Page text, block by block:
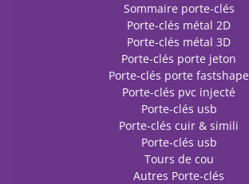
Sommaire porte-clés
Porte-clés métal 2D
Porte-clés métal 3D
Porte-clés porte jeton
Porte-clés porte fastshape
Porte-clés pvc injecté
Porte-clés usb
Porte-clés cuir & simili
Porte-clés usb
Tours de cou
Autres Porte-clés